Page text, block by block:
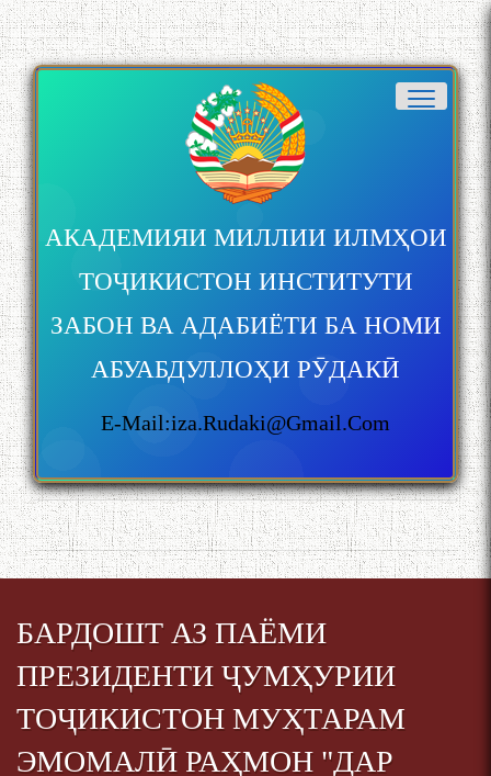
АКАДЕМИЯИ МИЛЛИИ ИЛМҲОИ
ТОҶИКИСТОН ИНСТИТУТИ
ЗАБОН ВА АДАБИЁТИ БА НОМИ
АБУАБДУЛЛОҲИ РӮДАКӢ
E-Mail:iza.rudaki@gmail.com
БАРДОШТ АЗ ПАЁМИ
ПРЕЗИДЕНТИ ҶУМҲУРИИ
ТОҶИКИСТОН МУҲТАРАМ
ЭМОМАЛӢ РАҲМОН "ДАР